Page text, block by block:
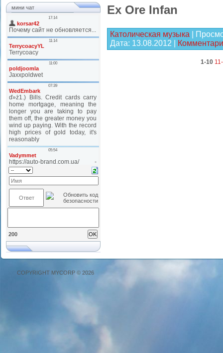
мини чат
200
Ex Ore Infan
Католическая музыка |
Дата: 13.08.2012
1-10
COPYRIGHT MYCORP © 2026